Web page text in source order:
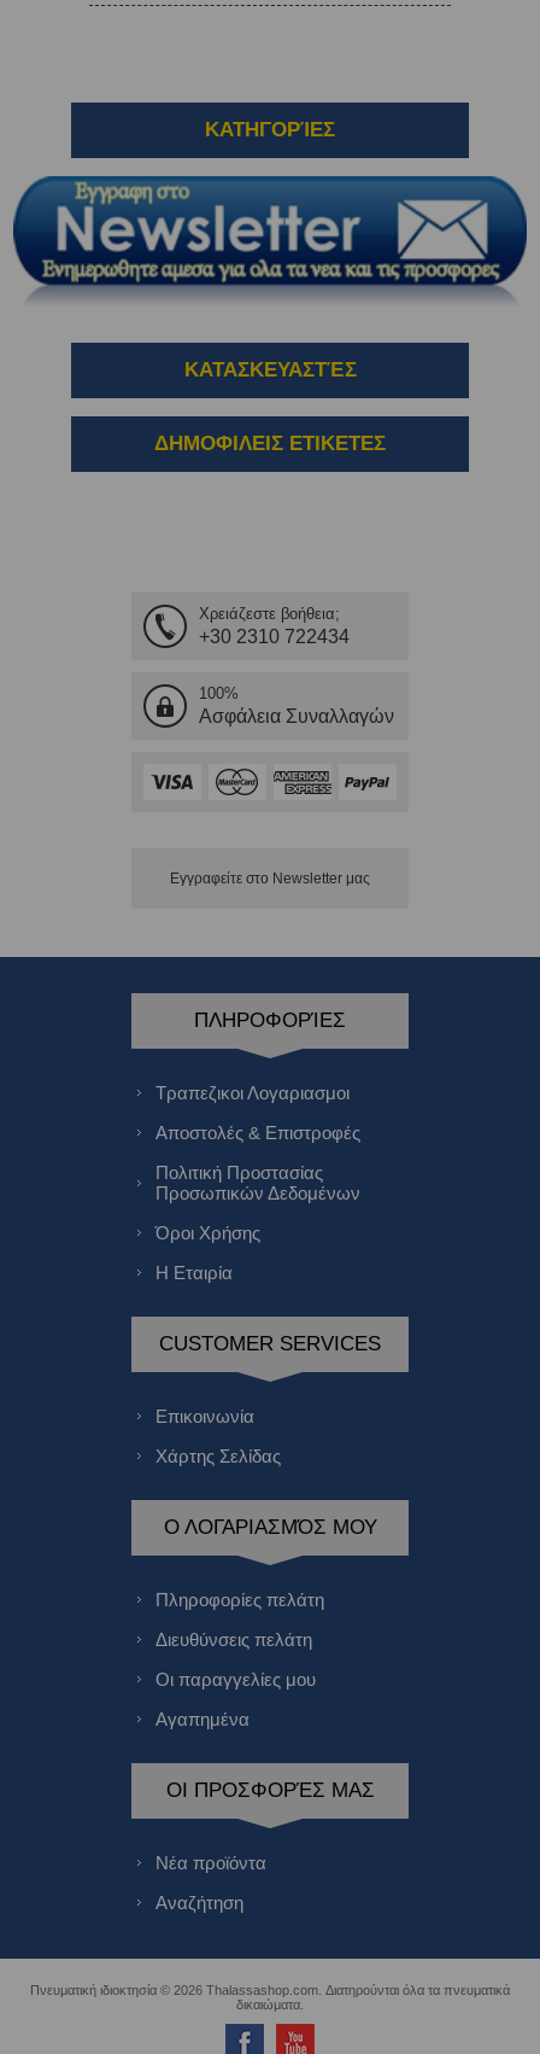
ΚΑΤΗΓΟΡΊΕΣ
ΚΑΤΑΣΚΕΥΑΣΤΈΣ
ΔΗΜΟΦΙΛΕΙΣ ΕΤΙΚΕΤΕΣ
Χρειάζεστε βοήθεια;
+30 2310 722434
100%
Ασφάλεια Συναλλαγών
Εγγραφείτε στο Νewsletter μας
ΠΛΗΡΟΦΟΡΊΕΣ
Τραπεζικοι Λογαριασμοι
Αποστολές & Επιστροφές
Πολιτική Προστασίας
Προσωπικών Δεδομένων
Όροι Χρήσης
Η Εταιρία
CUSTOMER SERVICES
Επικοινωνία
Χάρτης Σελίδας
Ο ΛΟΓΑΡΙΑΣΜΌΣ ΜΟΥ
Πληροφορίες πελάτη
Διευθύνσεις πελάτη
Οι παραγγελίες μου
Αγαπημένα
ΟΙ ΠΡΟΣΦΟΡΈΣ ΜΑΣ
Νέα προϊόντα
Αναζήτηση
Πνευματική ιδιοκτησία © 2026 Thalassashop.com. Διατηρούνται όλα τα πνευματικά
δικαιώματα.